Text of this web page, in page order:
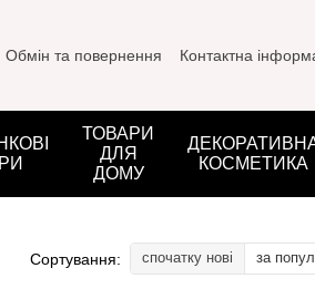
Обмін та повернення Контактна
ТОВАРИ
ДЛЯ
ДОМУ
КОСМЕТИКА
Сортування: спочатку нові за